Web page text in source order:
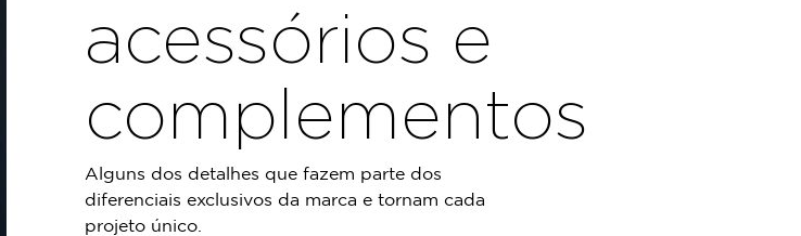
acessórios e
complementos
Alguns dos detalhes que fazem parte dos
diferenciais exclusivos da marca e tornam cada
projeto único.